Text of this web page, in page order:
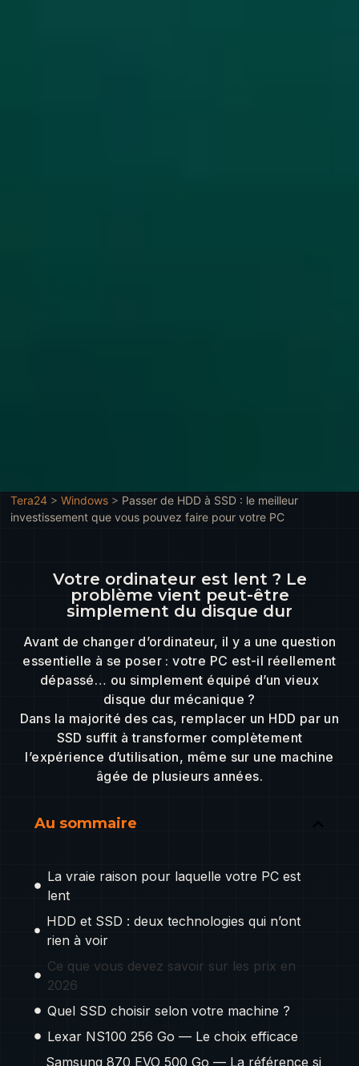
Tera24 >Windows > Passer de HDD à SSD : le meilleur
investissement que vous pouvez faire pour votre PC
Votre ordinateur est lent ? Le
problème vient peut-être
simplement du disque dur
Avant de changer d’ordinateur, il y a une question
essentielle à se poser : votre PC est-il réellement
dépassé… ou simplement équipé d’un vieux
disque dur mécanique ?
Dans la majorité des cas, remplacer un HDD par un
SSD suffit à transformer complètement
l’expérience d’utilisation, même sur une machine
âgée de plusieurs années.
Au sommaire
La vraie raison pour laquelle votre PC est
lent
HDD et SSD : deux technologies qui n’ont
rien à voir
Ce que vous devez savoir sur les prix en
2026
Quel SSD choisir selon votre machine ?
Lexar NS100 256 Go — Le choix efficace
Samsung 870 EVO 500 Go — La référence si